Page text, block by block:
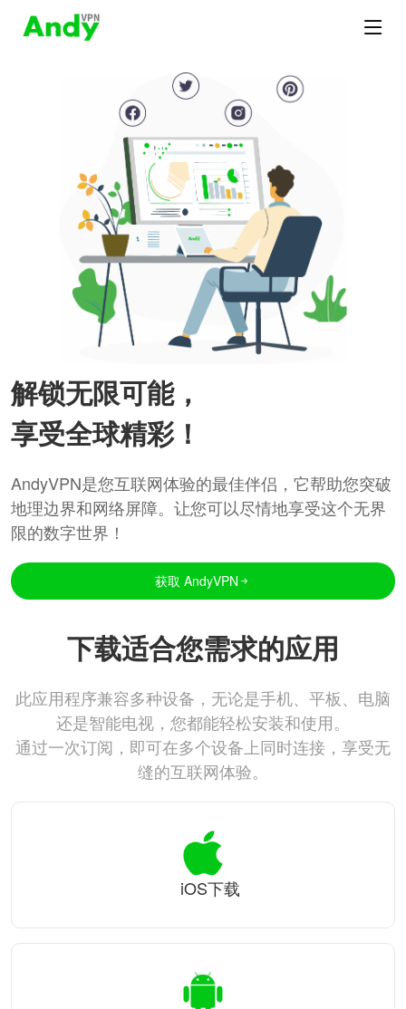
解锁无限可能，
享受全球精彩！
AndyVPN是您互联网体验的最佳伴侣，它帮助您突破
地理边界和网络屏障。让您可以尽情地享受这个无界
限的数字世界！
获取 AndyVPN
下载适合您需求的应用
此应用程序兼容多种设备，无论是手机、平板、电脑
还是智能电视，您都能轻松安装和使用。
通过一次订阅，即可在多个设备上同时连接，享受无
缝的互联网体验。
iOS下载